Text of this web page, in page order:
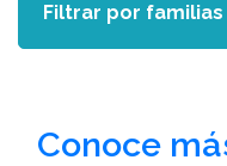
Conoce
Filtrar por